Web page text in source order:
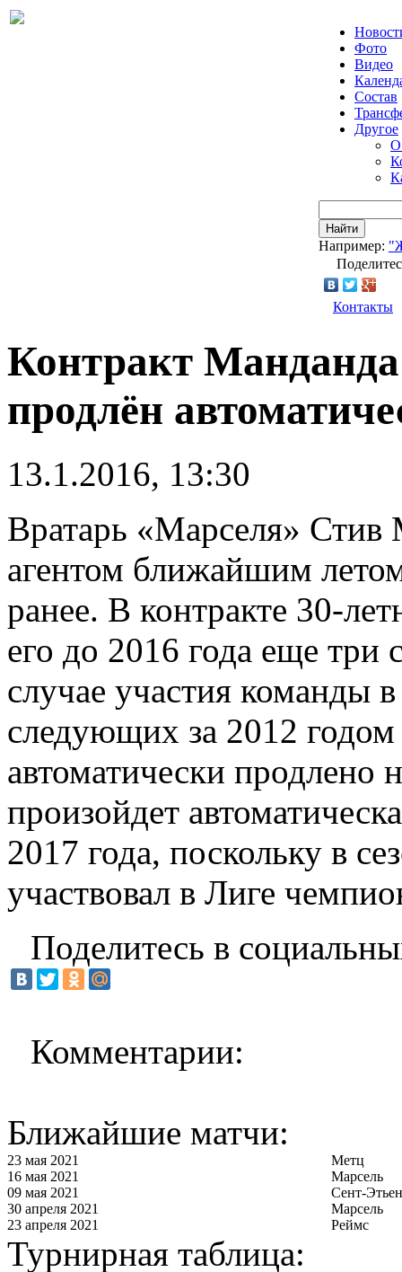
Фото
Видео
Состав
Другое
О
Найти
Например:
Контакты
Контракт
продлён
13.1.2016, 13:30
Вратарь «Марселя» Стив
агентом ближайшим
ранее. В контракте 30-
его до 2016 года еще три
случае участия команды
следующих за 2012 годом
автоматически продлено
произойдет
2017 года, поскольку в
участвовал в Лиге
Поделитесь в
Комментарии:
Ближайшие матчи:
23 мая 2021
Метц
16 мая 2021
Марсель
09 мая 2021
Сент-Этьен
30 апреля 2021
Марсель
23 апреля 2021
Реймс
Турнирная таблица: